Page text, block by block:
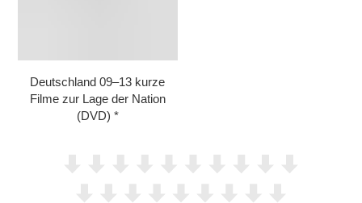
Deutschland 09⁠–⁠13 kurze
Filme zur Lage der Nation
(DVD)